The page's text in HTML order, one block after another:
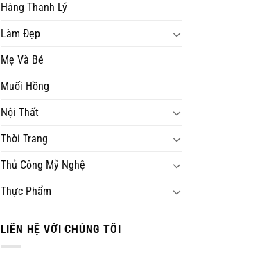
Hàng Thanh Lý
Làm Đẹp
Mẹ Và Bé
Muối Hồng
Nội Thất
Thời Trang
Thủ Công Mỹ Nghệ
Thực Phẩm
LIÊN HỆ VỚI CHÚNG TÔI